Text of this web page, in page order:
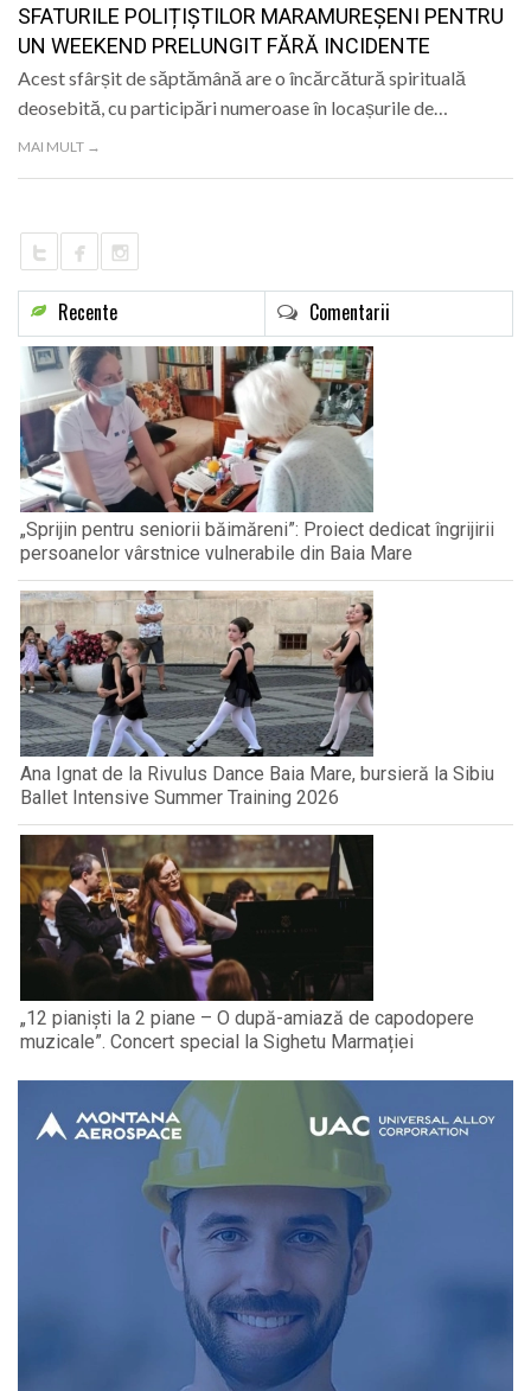
SFATURILE POLIȚIȘTILOR MARAMUREȘENI PENTRU
UN WEEKEND PRELUNGIT FĂRĂ INCIDENTE
Acest sfârșit de săptămână are o încărcătură spirituală
deosebită, cu participări numeroase în locașurile de…
MAI MULT →
Recente Comentarii
„Sprijin pentru seniorii băimăreni”: Proiect dedicat îngrijirii
persoanelor vârstnice vulnerabile din Baia Mare
Ana Ignat de la Rivulus Dance Baia Mare, bursieră la Sibiu
Ballet Intensive Summer Training 2026
„12 pianiști la 2 piane – O după-amiază de capodopere
muzicale”. Concert special la Sighetu Marmației